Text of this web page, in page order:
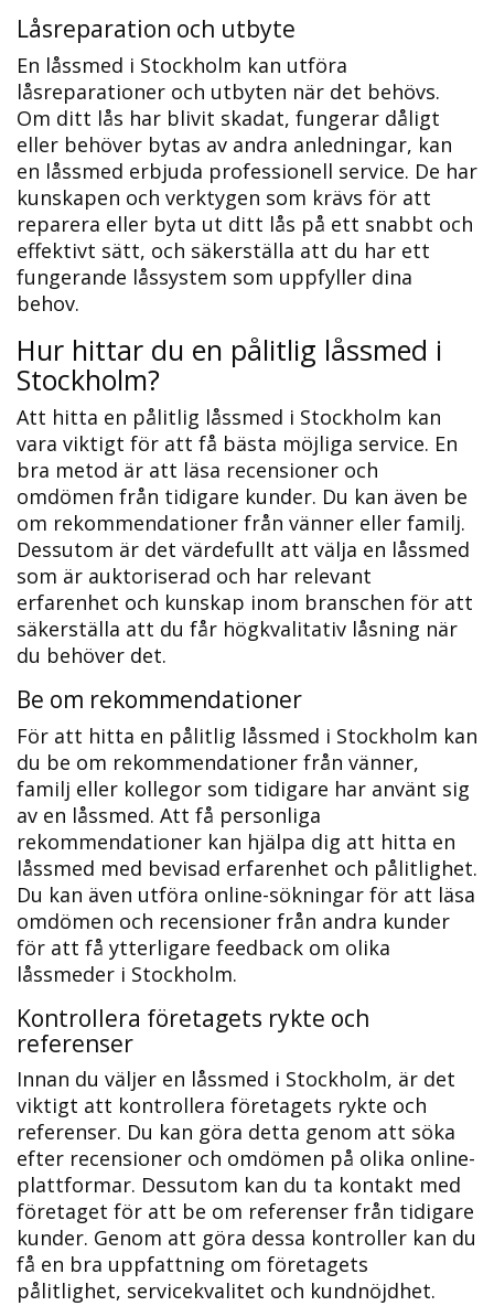
Låsreparation och utbyte
En låssmed i Stockholm kan utföra
låsreparationer och utbyten när det behövs.​
Om ditt lås har blivit skadat, fungerar dåligt
eller behöver bytas av andra anledningar, kan
en låssmed erbjuda professionell service.​ De har
kunskapen och verktygen som krävs för att
reparera eller byta ut ditt lås på ett snabbt och
effektivt sätt, och säkerställa att du har ett
fungerande låssystem som uppfyller dina
behov.
Hur hittar du en pålitlig låssmed i
Stockholm?​
Att hitta en pålitlig låssmed i Stockholm kan
vara viktigt för att få bästa möjliga service.​ En
bra metod är att läsa recensioner och
omdömen från tidigare kunder.​ Du kan även be
om rekommendationer från vänner eller familj.​
Dessutom är det värdefullt att välja en låssmed
som är auktoriserad och har relevant
erfarenhet och kunskap inom branschen för att
säkerställa att du får högkvalitativ låsning när
du behöver det.​
Be om rekommendationer
För att hitta en pålitlig låssmed i Stockholm kan
du be om rekommendationer från vänner,
familj eller kollegor som tidigare har använt sig
av en låssmed. Att få personliga
rekommendationer kan hjälpa dig att hitta en
låssmed med bevisad erfarenhet och pålitlighet.​
Du kan även utföra online-sökningar för att läsa
omdömen och recensioner från andra kunder
för att få ytterligare feedback om olika
låssmeder i Stockholm.
Kontrollera företagets rykte och
referenser
Innan du väljer en låssmed i Stockholm, är det
viktigt att kontrollera företagets rykte och
referenser. Du kan göra detta genom att söka
efter recensioner och omdömen på olika online-
plattformar.​ Dessutom kan du ta kontakt med
företaget för att be om referenser från tidigare
kunder. Genom att göra dessa kontroller kan du
få en bra uppfattning om företagets
pålitlighet, servicekvalitet och kundnöjdhet.​